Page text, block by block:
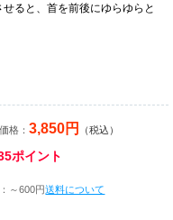
ると、首を前後にゆらゆらと
格：3,850円 （税込）
ポイント
～600円送料について